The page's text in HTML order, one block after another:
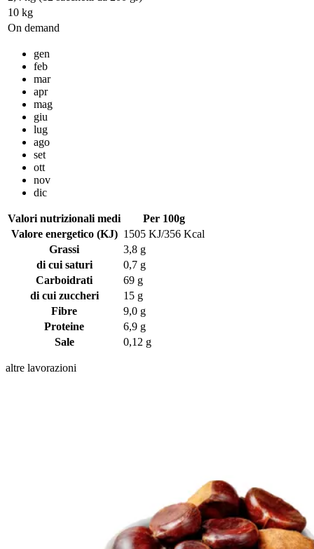
10 kg
On demand
gen
feb
mar
apr
mag
giu
lug
ago
set
ott
nov
dic
Valori nutrizionali medi
Per 100g
Valore energetico (KJ) 1505 KJ/356 Kcal
Grassi
3,8 g
di cui saturi
0,7 g
Carboidrati
69 g
di cui zuccheri
15 g
Fibre
9,0 g
Proteine
6,9 g
Sale
0,12 g
altre lavorazioni